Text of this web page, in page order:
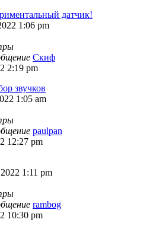
датчик!
1:06 pm
Скиф
2:19 pm
звучков
1:05 am
paulpan
12:27 pm
1:11 pm
rambog
10:30 pm